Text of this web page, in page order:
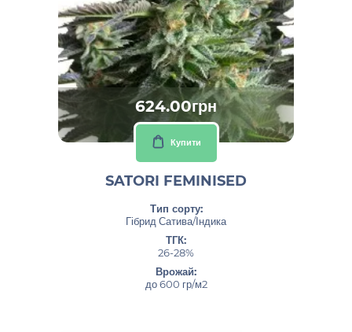
624.00грн
Купити
SATORI FEMINISED
Тип сорту:
Гібрид Сатива/Індика
ТГК:
26-28%
Врожай:
до 600 гр/м2